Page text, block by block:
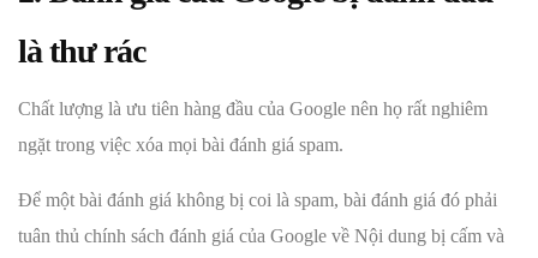
là thư rác
Chất lượng là ưu tiên hàng đầu của Google nên họ rất nghiêm
ngặt trong việc xóa mọi bài đánh giá spam.
Để một bài đánh giá không bị coi là spam, bài đánh giá đó phải
tuân thủ chính sách đánh giá của Google về Nội dung bị cấm và